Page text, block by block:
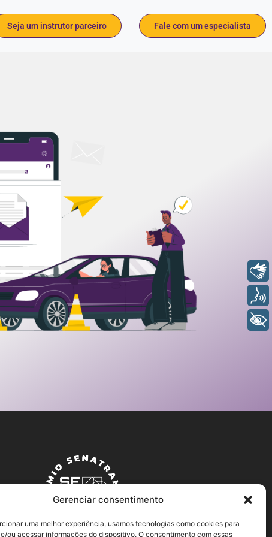
Gerenciar consentimento
uma melhor experiência, usamos tecnologias como cookies para
ou acessar informações do dispositivo. O consentimento com essas
Seja um instrutor parceiro Fale com um especialista
+ Acessibilidade